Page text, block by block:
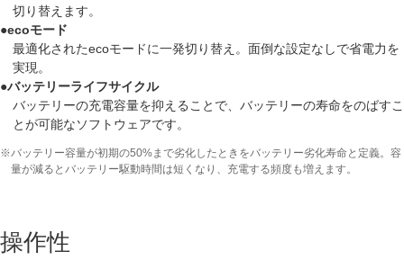
切り替えます。
●ecoモード
最適化されたecoモードに一発切り替え。面倒な設定なしで省電力を
実現。
●バッテリーライフサイクル
バッテリーの充電容量を抑えることで、バッテリーの寿命をのばすこ
とが可能なソフトウェアです。
※バッテリー容量が初期の50%まで劣化したときをバッテリー劣化寿命と定義。容
量が減るとバッテリー駆動時間は短くなり、充電する頻度も増えます。
操作性